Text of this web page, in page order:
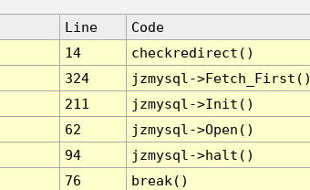
Line
Code
14
checkredirect()
324
jzmysql-
211
jzmysql->Init()
62
jzmysql->Open()
94
jzmysql->halt()
76 break()